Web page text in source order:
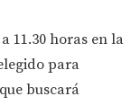
11.30 horas en la
para
buscará